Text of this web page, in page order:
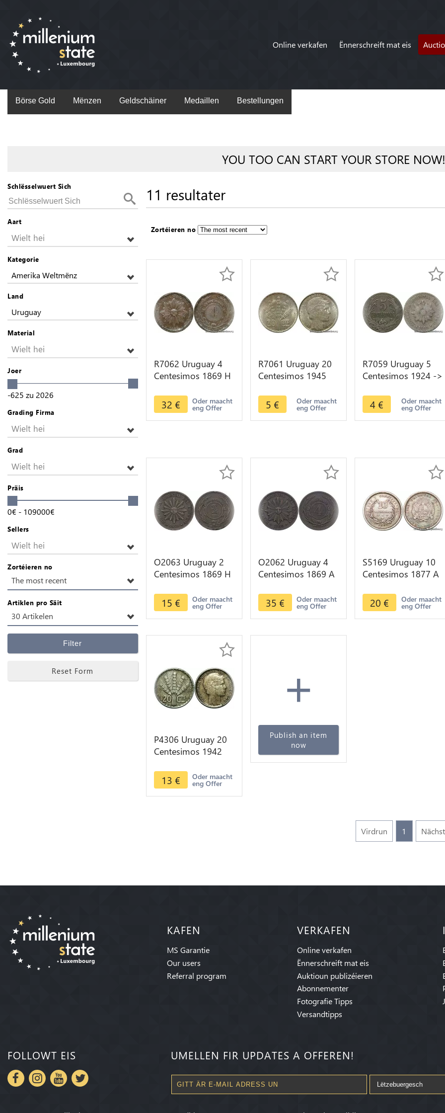
Online verkafen Ënnerschreift mat eis
Börse Gold Mënzen Geldschäiner Medaillen Bestellungen
YOU TOO CAN START YOUR STORE NOW!
Schlësselwuert Sich
Aart
Wielt hei
Kategorie
Amerika Weltmënz
Land
Uruguay
Material
Wielt hei
Joer
-625 zu 2026
Grading Firma
Wielt hei
Grad
Wielt hei
Präis
0€ - 109000€
Sellers
Wielt hei
Zortéieren no
The most recent
Artiklen pro Säit
30 Artikelen
Filter
Reset Form
11 resultater
Zortéieren no
R7062 Uruguay 4
Centesimos 1869 H
offer
32 € Oder maacht
eng Offer
R7061 Uruguay 20
Centesimos 1945
Silver -> Make offer
5 € Oder maacht
eng Offer
R7059 Uruguay 5
Centesimos 1924 ->
4 € Oder maacht
eng Offer
O2063 Uruguay 2
Centesimos 1869 H
>Make offer
15 € Oder maacht
eng Offer
O2062 Uruguay 4
Centesimos 1869 A
35 € Oder maacht
eng Offer
S5169 Uruguay 10
Centesimos 1877 A
Faire Offre
20 € Oder maacht
eng Offer
P4306 Uruguay 20
Centesimos 1942
> Make offer
13 € Oder maacht
eng Offer
+
Publish an item
now
Virdrun 1 Nächst
KAFEN
MS Garantie
Our users
Referral program
VERKAFEN
Online verkafen
Ënnerschreift mat eis
Auktioun publizéieren
Abonnementer
Fotografie Tipps
Versandtipps
FOLLOWT EIS UMELLEN FIR UPDATES A OFFEREN!